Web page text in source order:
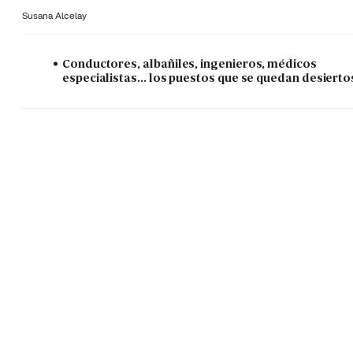
Susana Alcelay
Conductores, albañiles, ingenieros, médicos
especialistas... los puestos que se quedan